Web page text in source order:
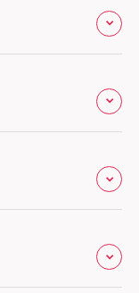
ター